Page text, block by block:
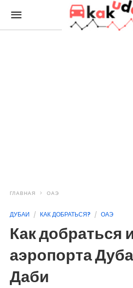
ГЛАВНАЯ ОАЭ
ДУБАИ КАК ДОБРАТЬСЯ? ОАЭ
Как добраться
аэропорта
Даби